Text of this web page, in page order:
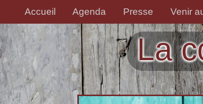
Accueil Agenda Presse Venir
La